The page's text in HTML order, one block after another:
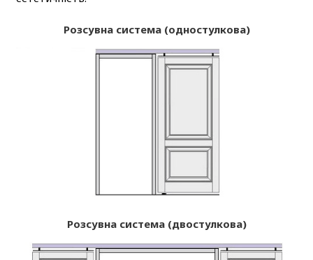
Розсувна система (одностулкова)
Розсувна система (двостулкова)